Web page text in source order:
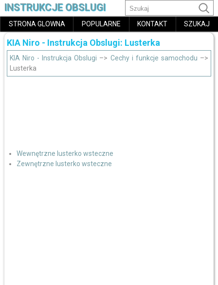
INSTRUKCJE OBSLUGI
STRONA GLOWNA POPULARNE KONTAKT SZUKAJ
KIA Niro - Instrukcja Obslugi: Lusterka
KIA Niro - Instrukcja Obslugi –> Cechy i funkcje samochodu –>
Lusterka
Wewnętrzne lusterko wsteczne
Zewnętrzne lusterko wsteczne